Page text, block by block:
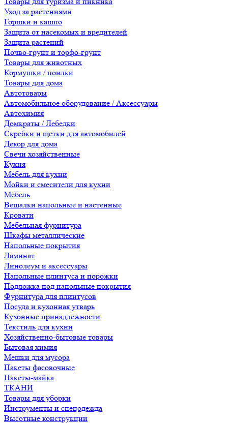
Уход за растениями
Горшки и кашпо
Защита от насекомых и вредителей
Защита растений
Почво-грунт и торфо-грунт
Товары для животных
Кормушки / поилки
Товары для дома
Автотовары
Автомобильное оборудование / Аксессуары
Автохимия
Домкраты / Лебедки
Скребки и щетки для автомобилей
Декор для дома
Свечи хозяйственные
Кухня
Мебель для кухни
Мойки и смесители для кухни
Мебель
Вешалки напольные и настенные
Кровати
Мебельная фурнитура
Шкафы металлические
Напольные покрытия
Ламинат
Линолеум и аксессуары
Напольные плинтуса и порожки
Подложка под напольные покрытия
Фурнитура для плинтусов
Посуда и кухонная утварь
Кухонные принадлежности
Текстиль для кухни
Хозяйственно-бытовые товары
Бытовая химия
Мешки для мусора
Пакеты фасовочные
Пакеты-майка
ТКАНИ
Товары для уборки
Инструменты и спецодежда
Высотные конструкции